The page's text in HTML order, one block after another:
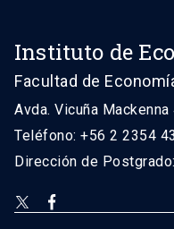
Instituto de
Facultad de
Avda. Vicuña
Teléfono: +56 2 2354
Dirección de